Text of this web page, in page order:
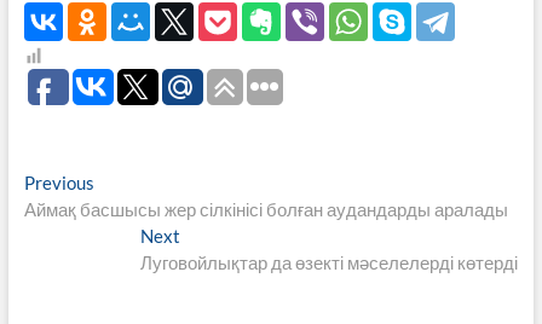
Навигация
по
записям
PreviousPrevious
post:
Аймақ басшысы жер сілкінісі болған аудандарды аралады
Next
post:
Луговойлықтар да өзекті мәселелерді көтерді